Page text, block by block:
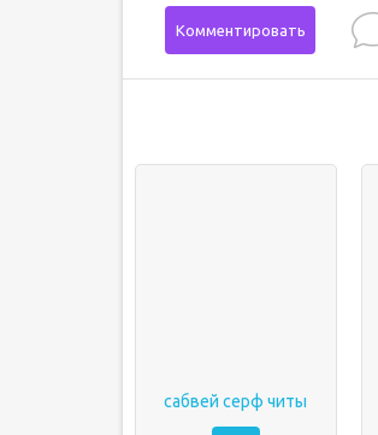
Комментировать
сабвей серф читы